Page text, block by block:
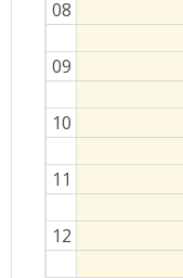
08
09
10
11
12